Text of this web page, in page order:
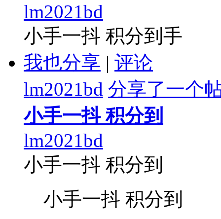
lm2021bd
小手一抖 积分到手
我也分享 | 评论
lm2021bd 分享了一个
小手一抖 积分到
lm2021bd
小手一抖 积分到
小手一抖 积分到